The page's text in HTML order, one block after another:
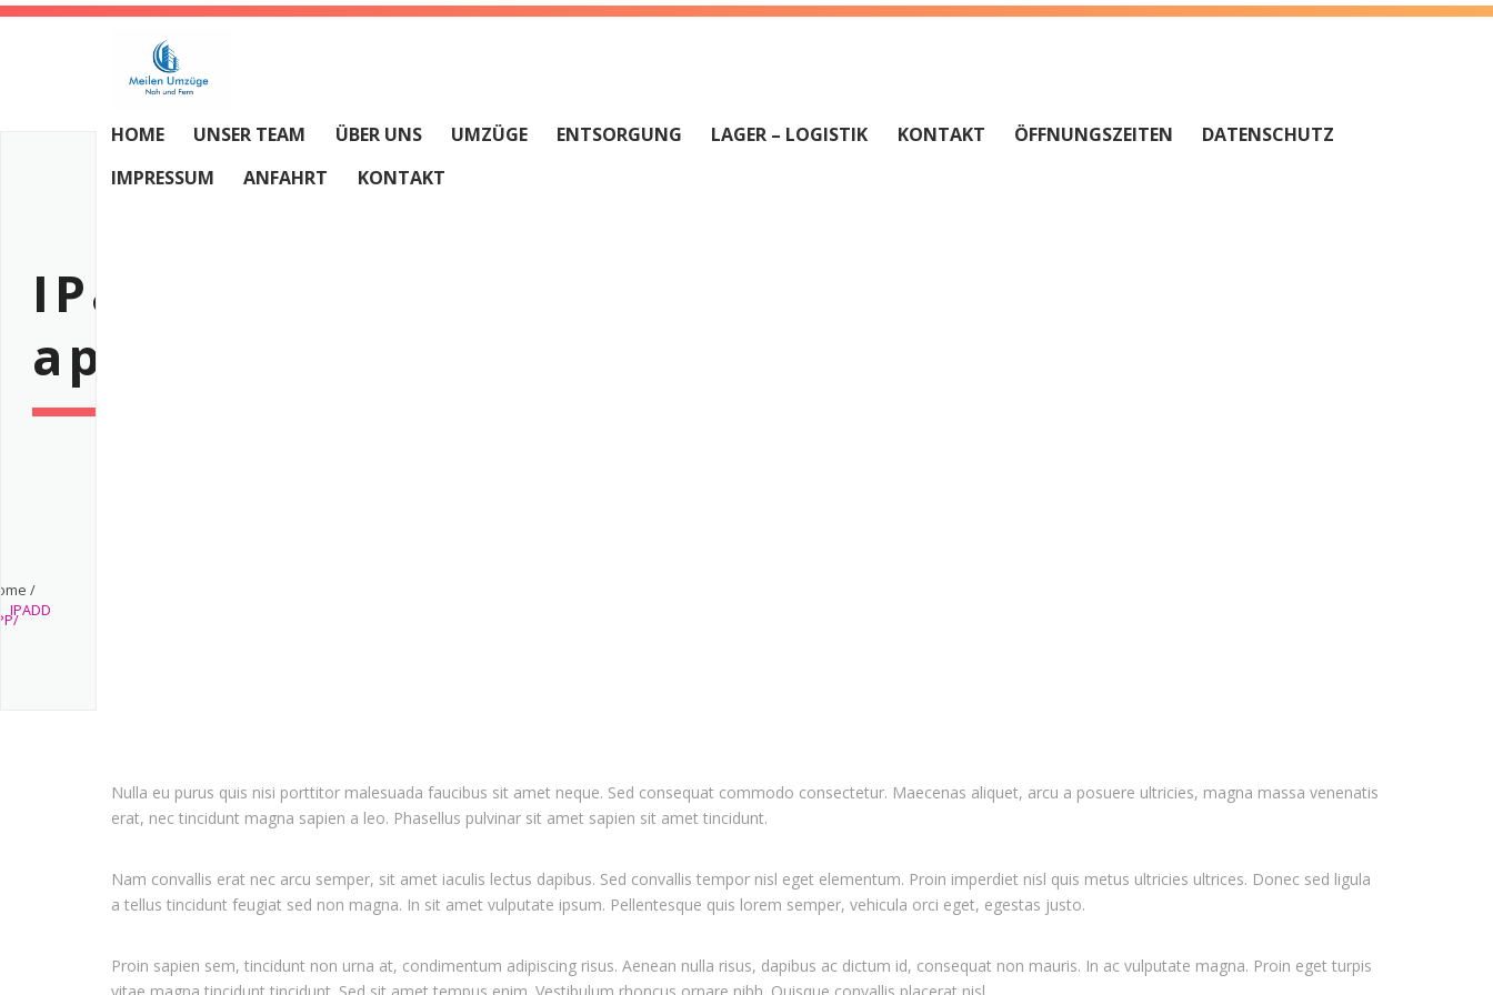
HOME UNSER TEAM ÜBER UNS UMZÜGE ENTSORGUNG LAGER – LOGISTIK KONTAKT ÖFFNUNGSZEITEN
DATENSCHUTZ
IMPRESSUM
ANFAHRT KONTAKT
IPadd
app
/
IPADD
Nulla eu purus quis nisi porttitor malesuada faucibus sit amet neque. Sed consequat commodo consectetur. Maecenas aliquet, arcu a posuere ultricies, magna massa venenatis
erat, nec tincidunt magna sapien a leo. Phasellus pulvinar sit amet sapien sit amet tincidunt.
Nam convallis erat nec arcu semper, sit amet iaculis lectus dapibus. Sed convallis tempor nisl eget elementum. Proin imperdiet nisl quis metus ultricies ultrices. Donec sed ligula
a tellus tincidunt feugiat sed non magna. In sit amet vulputate ipsum. Pellentesque quis lorem semper, vehicula orci eget, egestas justo.
Proin sapien sem, tincidunt non urna at, condimentum adipiscing risus. Aenean nulla risus, dapibus ac dictum id, consequat non mauris. In ac vulputate magna. Proin eget turpis
vitae magna tincidunt tincidunt. Sed sit amet tempus enim. Vestibulum rhoncus ornare nibh. Quisque convallis placerat nisl.